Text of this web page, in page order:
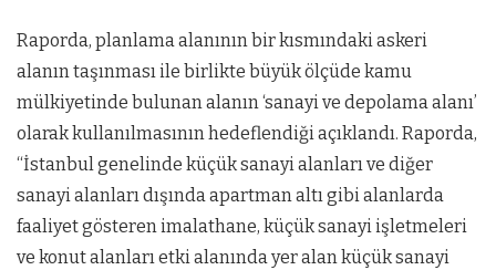
Raporda, planlama alanının bir kısmındaki askeri
alanın taşınması ile birlikte büyük ölçüde kamu
mülkiyetinde bulunan alanın ‘sanayi ve depolama alanı’
olarak kullanılmasının hedeflendiği açıklandı. Raporda,
“İstanbul genelinde küçük sanayi alanları ve diğer
sanayi alanları dışında apartman altı gibi alanlarda
faaliyet gösteren imalathane, küçük sanayi işletmeleri
ve konut alanları etki alanında yer alan küçük sanayi